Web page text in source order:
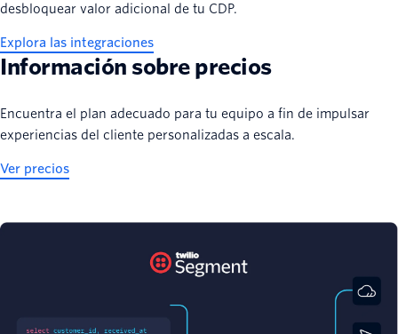
desbloquear valor adicional de tu CDP.
Explora las integraciones
Información sobre precios
Encuentra el plan adecuado para tu equipo a fin de impulsar
experiencias del cliente personalizadas a escala.
Ver precios